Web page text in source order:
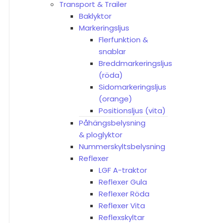
Transport & Trailer
Baklyktor
Markeringsljus
Flerfunktion &
snablar
Breddmarkeringsljus
(röda)
Sidomarkeringsljus
(orange)
Positionsljus (vita)
Påhängsbelysning
& ploglyktor
Nummerskyltsbelysning
Reflexer
LGF A-traktor
Reflexer Gula
Reflexer Röda
Reflexer Vita
Reflexskyltar